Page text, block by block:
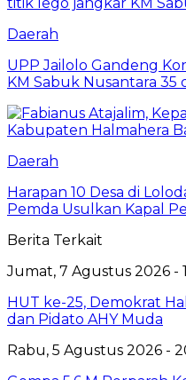
Daerah
UPP Jailolo Gandeng
KM Sabuk Nusantara 35
Daerah
Harapan 10 Desa di
Pemda Usulkan Kapal
Berita Terkait
Jumat, 7 Agustus 2026 -
HUT ke-25, Demokrat
dan Pidato AHY Muda
Rabu, 5 Agustus 2026 -